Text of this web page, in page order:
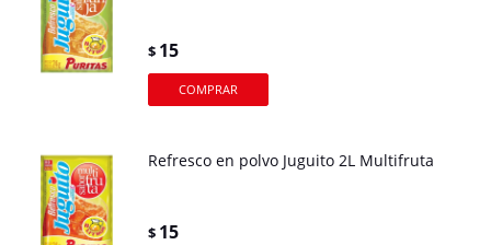
$ 15
Refresco en polvo Juguito 2L Multifruta
$ 15